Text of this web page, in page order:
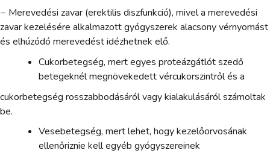
− Merevedési zavar (erektilis diszfunkció), mivel a merevedési
zavar kezelésére alkalmazott gyógyszerek alacsony vérnyomást
és elhúzódó merevedést idézhetnek elő.
Cukorbetegség, mert egyes proteázgátlót szedő
betegeknél megnövekedett vércukorszintről és a
cukorbetegség rosszabbodásáról vagy kialakulásáról számoltak
be.
Vesebetegség, mert lehet, hogy kezelőorvosának
ellenőriznie kell egyéb gyógyszereinek